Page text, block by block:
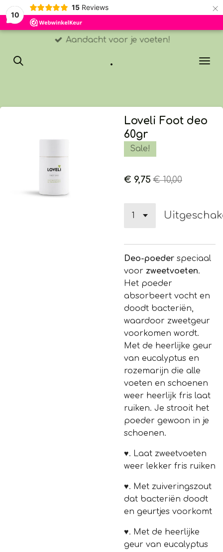
10
15 Reviews ×
.
Aandacht voor je voeten!
Loveli Foot deo
60gr
Sale!
€ 9,75 € 10,00
Deo-poeder speciaal
voor zweetvoeten.
Het poeder
absorbeert vocht en
doodt bacteriën,
waardoor zweetgeur
voorkomen wordt.
Met de heerlijke geur
van eucalyptus en
rozemarijn die alle
voeten en schoenen
weer heerlijk fris laat
ruiken. Je strooit het
poeder gewoon in je
schoenen.
♥. Laat zweetvoeten
weer lekker fris ruiken
♥. Met zuiveringszout
dat bacteriën doodt
en geurtjes voorkomt
♥. Met de heerlijke
geur van eucalyptus